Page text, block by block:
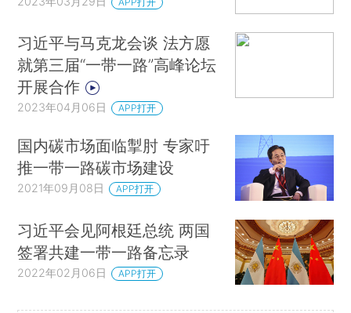
习近平与马克龙会谈 法方愿
就第三届“一带一路”高峰论坛
开展合作
2023年04月06日 APP打开
国内碳市场面临掣肘 专家吁
推一带一路碳市场建设
2021年09月08日 APP打开
习近平会见阿根廷总统 两国
签署共建一带一路备忘录
2022年02月06日 APP打开